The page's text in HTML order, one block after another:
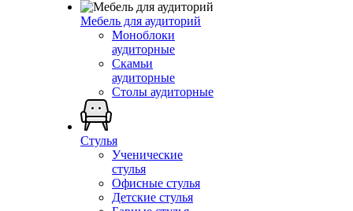
Мебель для аудиторий
Моноблоки
аудиторные
Скамьи
аудиторные
Столы аудиторные
Стулья
Ученические
стулья
Офисные стулья
Детские стулья